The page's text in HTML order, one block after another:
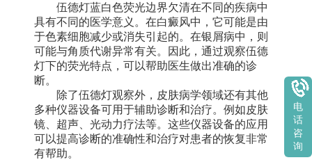
伍德灯蓝白色荧光边界欠清在不同的疾病中
具有不同的医学意义。在白癜风中，它可能是由
于色素细胞减少或消失引起的。在银屑病中，则
可能与角质代谢异常有关。因此，通过观察伍德
灯下的荧光特点，可以帮助医生做出准确的诊
断。
除了伍德灯观察外，皮肤病学领域还有其他
多种仪器设备可用于辅助诊断和治疗。例如皮肤
镜、超声、光动力疗法等。这些仪器设备的应用
可以提高诊断的准确性和治疗对患者的恢复非常
有帮助。
电
话
咨
询